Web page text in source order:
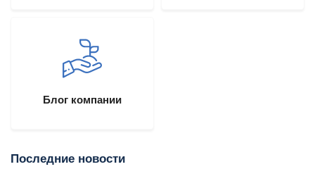
Блог компании
Последние новости